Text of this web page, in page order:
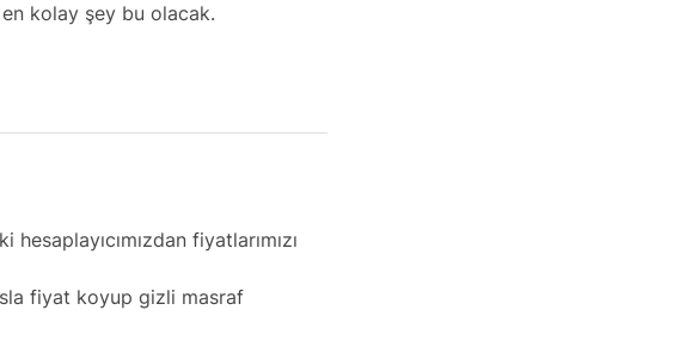
kolay şey bu olacak.
fiyatlarımızı
fiyat koyup gizli masraf